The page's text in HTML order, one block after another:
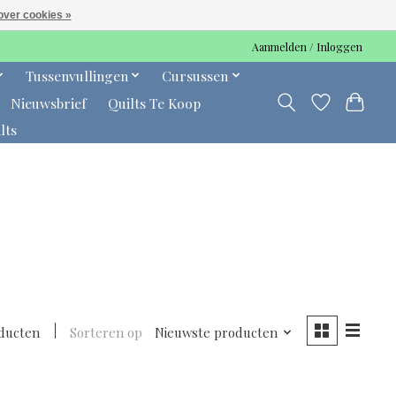
Aanmelden / Inloggen
Tussenvullingen
Cursussen
Nieuwsbrief
Quilts Te Koop
Sorteren op Nieuwste producten
cookies »